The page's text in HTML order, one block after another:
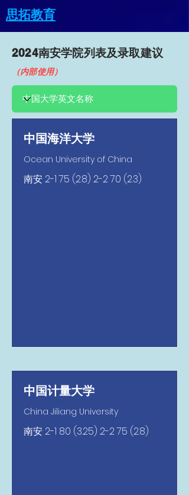
思拓教育
2024南安​学院列表及录取建议
（内部使用）
中国海洋大学
Ocean University of China
南安2-1 75 (2.8) 2-2 70 (2.3)
中国计量大学
China Jiliang University
南安2-1 80 (3.25) 2-2 75 (2.8)